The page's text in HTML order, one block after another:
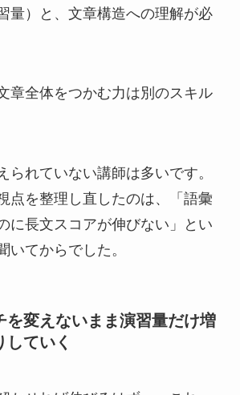
量）と、文章構造への理解が必
章全体をつかむ力は別のスキル
られていない講師は多いです。
点を整理し直したのは、「語彙
に長文スコアが伸びない」とい
いてからでした。
を変えないまま演習量だけ増
ていく